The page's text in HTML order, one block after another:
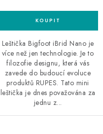
Leštička Bigfoot iBrid Nano je
více než jen technologie. Je to
filozofie designu, která vás
zavede do budoucí evoluce
produktů RUPES. Tato mini
leštička je dnes považována za
jednu z...